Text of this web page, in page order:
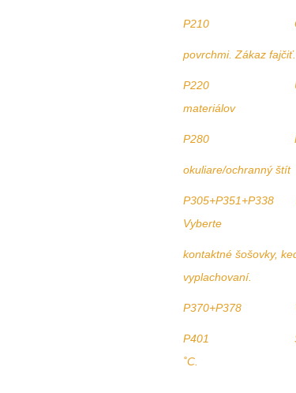
P210 Chráňte
povrchmi. Zákaz fajčiť.
P220
materiálov
P280 Používajte
okuliare/ochranný štít
P305+P351+P338
Vyberte
kontaktné šošovky,
vyplachovaní.
P370+P378 V
P401 Skladujte
˚C.